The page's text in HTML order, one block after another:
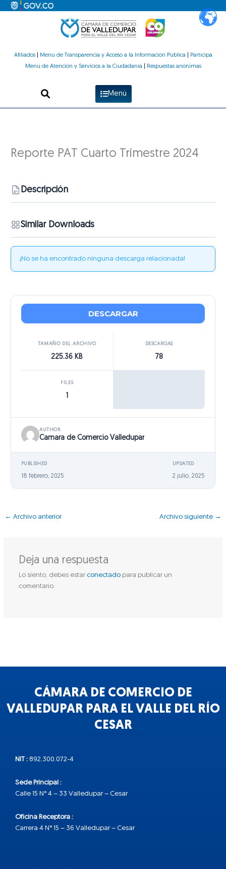
Afiliados| Menú de Transparencia y Acceso a la Información Pública
Participa
Menú de Atención y Servicios a la Ciudadanía
Respuestas anónimas
Menú
Reporte PAT Cuarto Trimestre 2024
Descripción
Similar Downloads
¡No se ha encontrado ninguna descarga relacionada!
DESCARGAR
TAMAÑO DEL ARCHIVO
225.36 KB
DESCARGAS
78
FILES
AUTHOR
Camara de Comercio Valledupar
PUBLISHED
18 febrero, 2025
UPDATED
2 julio, 2025
← Archivo anterior Archivo siguiente →
Deja una respuesta
Lo siento, debes estar conectadopara publicar un
comentario.
CÁMARA DE COMERCIO DE
VALLEDUPAR PARA EL VALLE DEL RÍO
CESAR
NIT : 892.300.072-4
Sede Principal :
Calle 15 N° 4 – 33 Valledupar – Cesar
Oficina Receptora :
Carrera 4 N° 15 – 36 Valledupar – Cesar